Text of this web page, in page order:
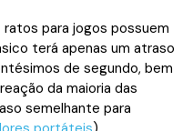
para jogos possuem
terá apenas um atraso
de segundo, bem
da maioria das
semelhante para